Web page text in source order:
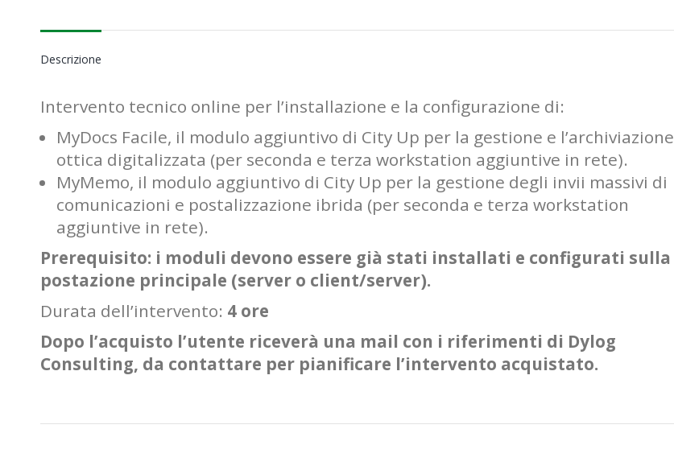
Descrizione
Intervento tecnico online per l’installazione e la configurazione di:
MyDocs Facile, il modulo aggiuntivo di City Up per la gestione e l’archiviazione
ottica digitalizzata (per seconda e terza workstation aggiuntive in rete).
MyMemo, il modulo aggiuntivo di City Up per la gestione degli invii massivi di
comunicazioni e postalizzazione ibrida (per seconda e terza workstation
aggiuntive in rete).
Prerequisito: i moduli devono essere già stati installati e configurati sulla
postazione principale (server o client/server).
Durata dell’intervento: 4 ore
Dopo l’acquisto l’utente riceverà una mail con i riferimenti di Dylog
Consulting, da contattare per pianificare l’intervento acquistato.